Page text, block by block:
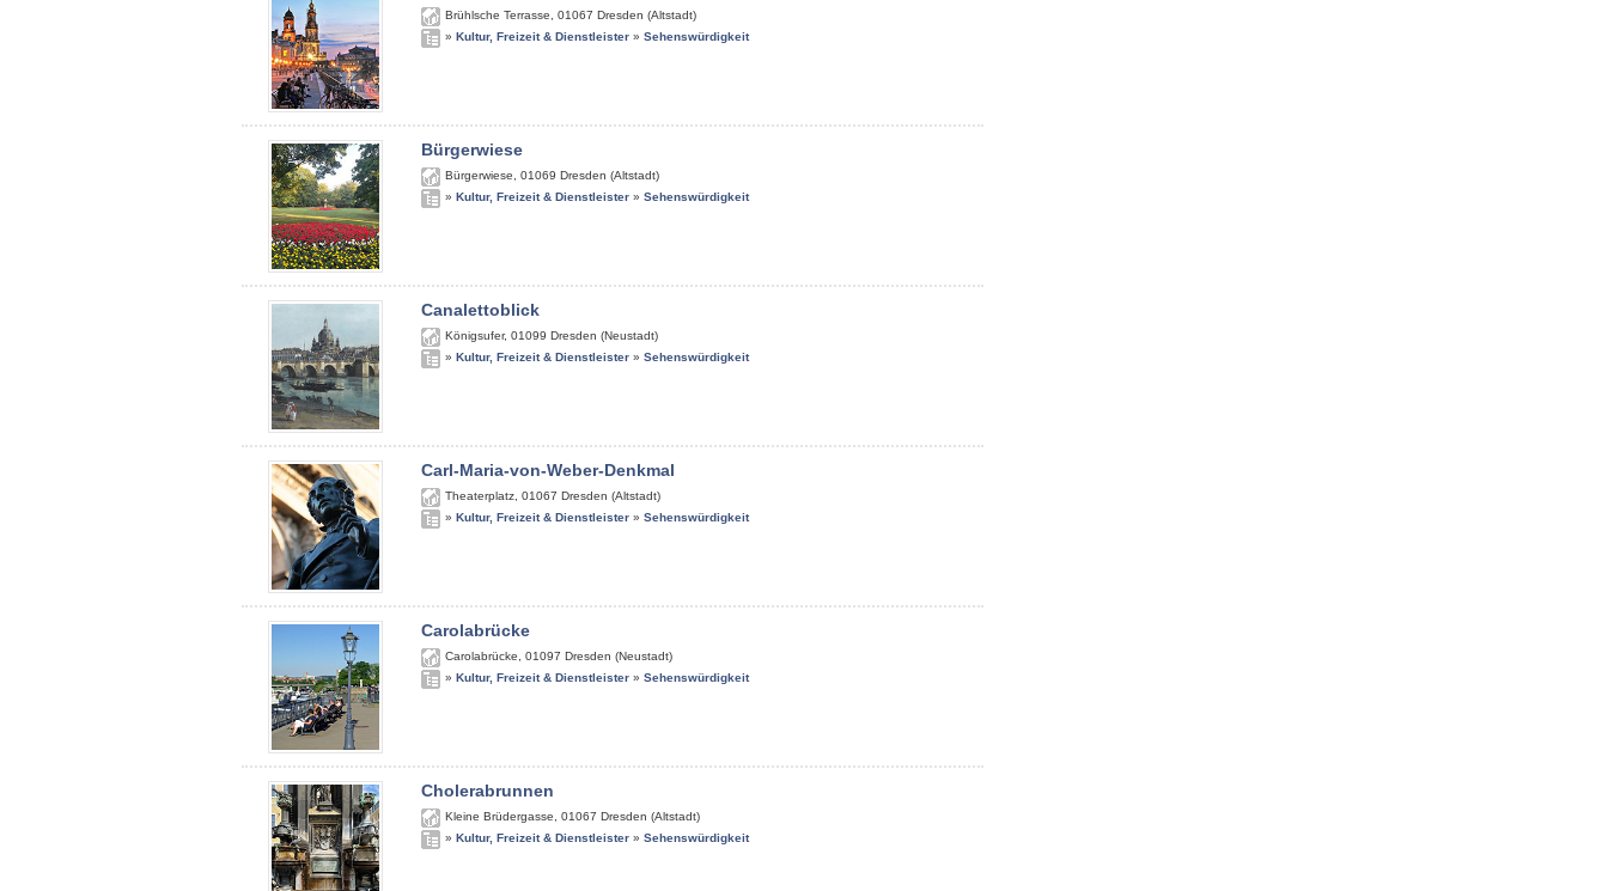
Brühlsche Terrasse 01067 Dresden (Altstadt)
» Kultur, Freizeit & Dienstleister » Sehenswürdigkeit
Bürgerwiese
Bürgerwiese 01069 Dresden (Altstadt)
» Kultur, Freizeit & Dienstleister » Sehenswürdigkeit
Canalettoblick
Königsufer, 01099 Dresden (Neustadt)
» Kultur, Freizeit & Dienstleister » Sehenswürdigkeit
Carl-Maria-von-Weber-Denkmal
Theaterplatz 01067 Dresden (Altstadt)
» Kultur, Freizeit & Dienstleister » Sehenswürdigkeit
Carolabrücke
Carolabrücke 01097 Dresden (Neustadt)
» Kultur, Freizeit & Dienstleister » Sehenswürdigkeit
Cholerabrunnen
Kleine Brüdergasse 01067 Dresden (Altstadt)
» Kultur, Freizeit & Dienstleister » Sehenswürdigkeit